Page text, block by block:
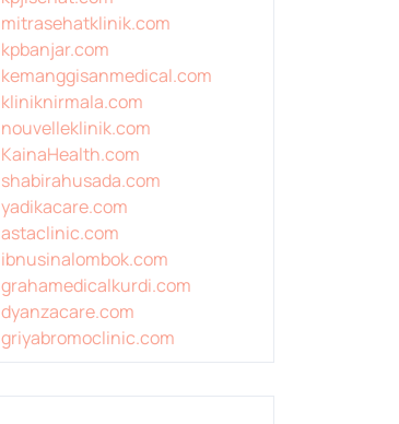
mitrasehatklinik.com
kpbanjar.com
kemanggisanmedical.com
kliniknirmala.com
nouvelleklinik.com
KainaHealth.com
shabirahusada.com
yadikacare.com
astaclinic.com
ibnusinalombok.com
grahamedicalkurdi.com
dyanzacare.com
griyabromoclinic.com